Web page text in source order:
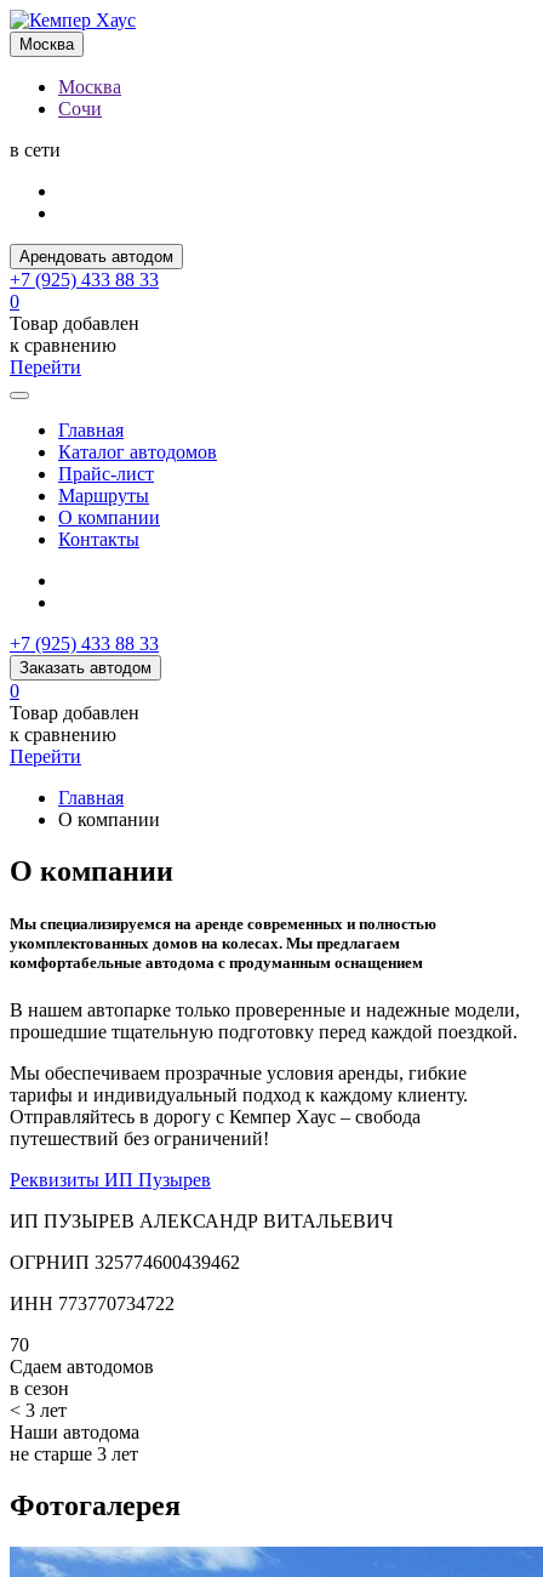
Москва
Москва
Сочи
в сети
Арендовать автодом
+7 (925) 433 88 33
0
Товар добавлен
к сравнению
Перейти
Главная
Каталог автодомов
Прайс-лист
Маршруты
О компании
Контакты
+7 (925) 433 88 33
Заказать автодом
0
Товар добавлен
к сравнению
Перейти
Главная
О компании
О компании
Мы специализируемся на аренде современных и полностью
укомплектованных домов на колесах. Мы предлагаем
комфортабельные автодома с продуманным оснащением
В нашем автопарке только проверенные и надежные модели,
прошедшие тщательную подготовку перед каждой поездкой.
Мы обеспечиваем прозрачные условия аренды, гибкие
тарифы и индивидуальный подход к каждому клиенту.
Отправляйтесь в дорогу с Кемпер Хаус – свобода
путешествий без ограничений!
Реквизиты ИП Пузырев
ИП ПУЗЫРЕВ АЛЕКСАНДР ВИТАЛЬЕВИЧ
ОГРНИП 325774600439462
ИНН 773770734722
70
Сдаем автодомов
в сезон
< 3 лет
Наши автодома
не старше 3 лет
Фотогалерея